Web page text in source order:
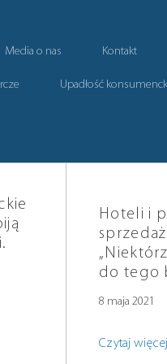
Media o nas Kontakt
Upadłość
Hoteli i
do tego
8 maja 2021
Czytaj więcej